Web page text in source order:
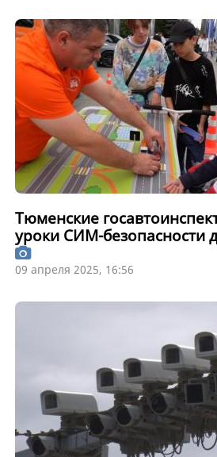
Тюменские
уроки СИМ-безопасности
09 апреля 2025, 16:56